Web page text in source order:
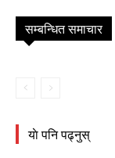
सम्बन्धित समाचार
याे पनि पढ्नुस्